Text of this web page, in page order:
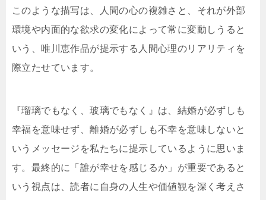
このような描写は、人間の心の複雑さと、それが外部
環境や内面的な欲求の変化によって常に変動しうると
いう、唯川恵作品が提示する人間心理のリアリティを
際立たせています。
『瑠璃でもなく、玻璃でもなく』は、結婚が必ずしも
幸福を意味せず、離婚が必ずしも不幸を意味しないと
いうメッセージを私たちに提示しているように思いま
す。最終的に「誰が幸せを感じるか」が重要であると
いう視点は、読者に自身の人生や価値観を深く考えさ